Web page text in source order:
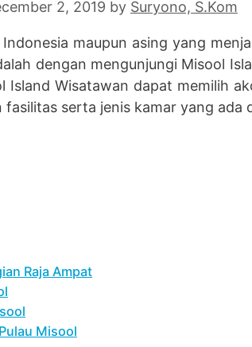
2, 2019 by Suryono, S.Kom
maupun asing yang
dengan mengunjungi Misool
Island Wisatawan dapat memilih
fasilitas serta jenis kamar yang
Raja Ampat
Misool